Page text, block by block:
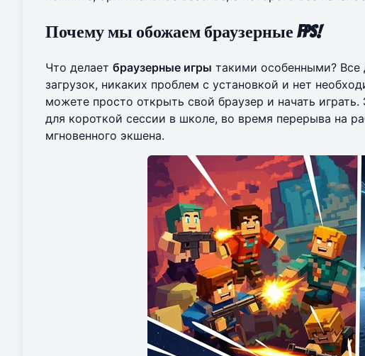
Почему мы обожаем браузерные FPS!
Что делает браузерные игры такими особенными? Все
загрузок, никаких проблем с установкой и нет
можете просто открыть свой браузер и начать играть.
для короткой сессии в школе, во время перерыва на
мгновенного экшена.